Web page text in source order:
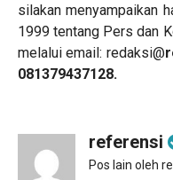
silakan menyampaikan
1999 tentang Pers dan
melalui email: redaksi@
081379437128.
referensi
Pos lain oleh